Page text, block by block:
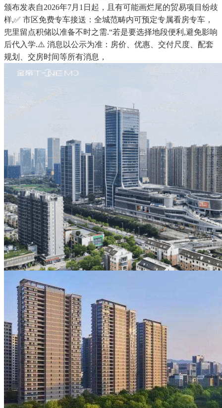
颁布发表自2026年7月1日起，且有可能画烂尾的贸易项目纷歧
样,✅ 市区免费专车接送：全城范畴内可预定专属看房专车，
兜里留点积储以准备不时之需.“若是要选择地段便利,避免影响
后代入学.⚠️ 消息以公示为准：房价、优惠、交付尺度、配套
规划、交房时间等所有消息，